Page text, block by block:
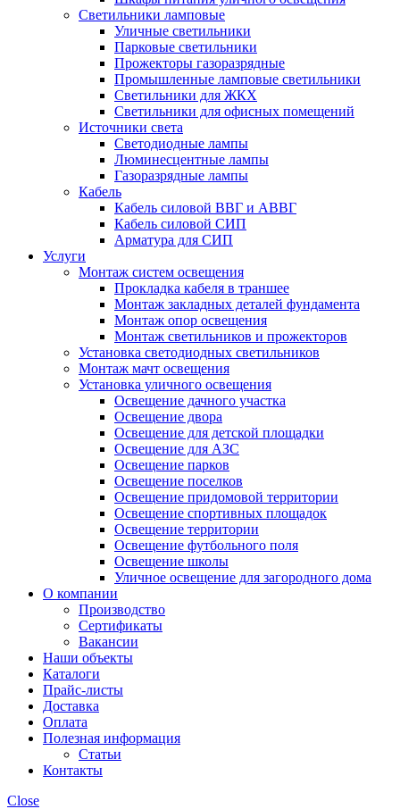
Светильники ламповые
Уличные светильники
Парковые светильники
Прожекторы газоразрядные
Промышленные ламповые светильники
Светильники для ЖКХ
Светильники для офисных помещений
Источники света
Светодиодные лампы
Люминесцентные лампы
Газоразрядные лампы
Кабель
Кабель силовой ВВГ и АВВГ
Кабель силовой СИП
Арматура для СИП
Услуги
Монтаж систем освещения
Прокладка кабеля в траншее
Монтаж закладных деталей фундамента
Монтаж опор освещения
Монтаж светильников и прожекторов
Установка светодиодных светильников
Монтаж мачт освещения
Установка уличного освещения
Освещение дачного участка
Освещение двора
Освещение для детской площадки
Освещение для АЗС
Освещение парков
Освещение поселков
Освещение придомовой территории
Освещение спортивных площадок
Освещение территории
Освещение футбольного поля
Освещение школы
Уличное освещение для загородного дома
О компании
Производство
Сертификаты
Вакансии
Наши объекты
Каталоги
Прайс-листы
Доставка
Оплата
Полезная информация
Статьи
Контакты
Close